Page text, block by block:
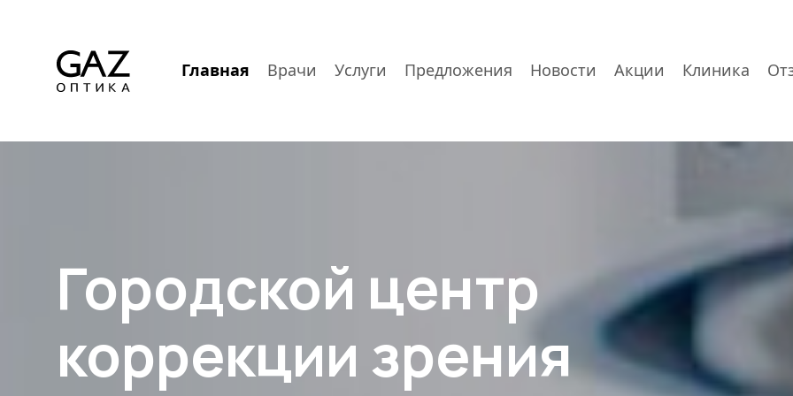
Главная Врачи Услуги Предложения Новости Акции Клиника
Городской центр
коррекции зрения